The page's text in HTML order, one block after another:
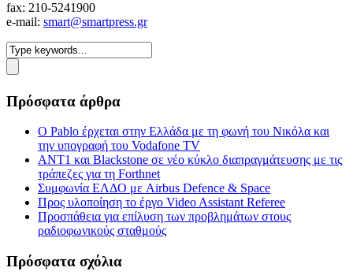
fax: 210-5241900
e-mail: smart@smartpress.gr
Πρόσφατα άρθρα
Ο Pablo έρχεται στην Ελλάδα με τη φωνή του Νικόλα και
την υπογραφή του Vodafone TV
ΑΝΤ1 και Blackstone σε νέο κύκλο διαπραγμάτευσης με τις
τράπεζες για τη Forthnet
Συμφωνία ΕΛΔΟ με Airbus Defence & Space
Προς υλοποίηση το έργο Video Assistant Referee
Προσπάθεια για επίλυση των προβλημάτων στους
ραδιοφωνικούς σταθμούς
Πρόσφατα σχόλια